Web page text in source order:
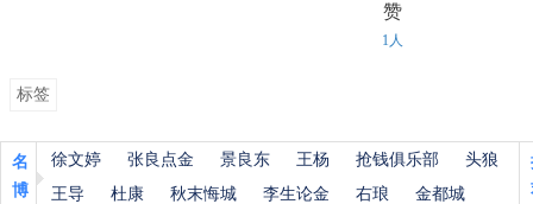
赞
1人
标签
名
博
徐文婷 张良点金 景良东 王杨 抢钱俱乐部
头狼
王导
杜康 秋末悔城 李生论金 右琅 金都城